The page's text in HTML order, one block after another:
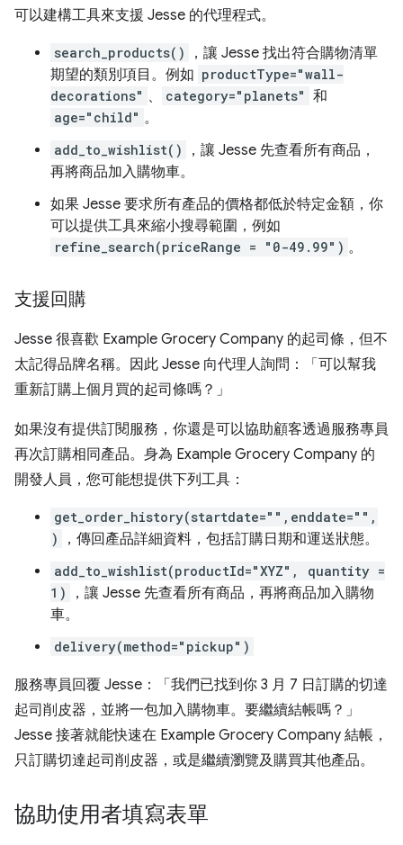
可以建構工具來支援 Jesse 的代理程式。
search_products()
，讓 Jesse 找出符合購物清單
期望的類別項目。例如 productType="wall-
decorations" 、 category="planets" 和
age="child" 。
add_to_wishlist()
，讓 Jesse 先查看所有商品，
再將商品加入購物車。
如果 Jesse 要求所有產品的價格都低於特定金額，你
可以提供工具來縮小搜尋範圍，例如
refine_search(priceRange = "0-49.99") 。
支援回購
Jesse 很喜歡 Example Grocery Company 的起司條，但不
太記得品牌名稱。因此 Jesse 向代理人詢問：「可以幫我
重新訂購上個月買的起司條嗎？」
如果沒有提供訂閱服務，你還是可以協助顧客透過服務專員
再次訂購相同產品。身為 Example Grocery Company 的
開發人員，您可能想提供下列工具：
get_order_history(startdate="",enddate="",
)
，傳回產品詳細資料，包括訂購日期和運送狀態。
add_to_wishlist(productId="XYZ", quantity =
1)
，讓 Jesse 先查看所有商品，再將商品加入購物
車。
delivery(method="pickup")
服務專員回覆 Jesse：「我們已找到你 3 月 7 日訂購的切達
起司削皮器，並將一包加入購物車。要繼續結帳嗎？」
Jesse 接著就能快速在 Example Grocery Company 結帳，
只訂購切達起司削皮器，或是繼續瀏覽及購買其他產品。
協助使用者填寫表單